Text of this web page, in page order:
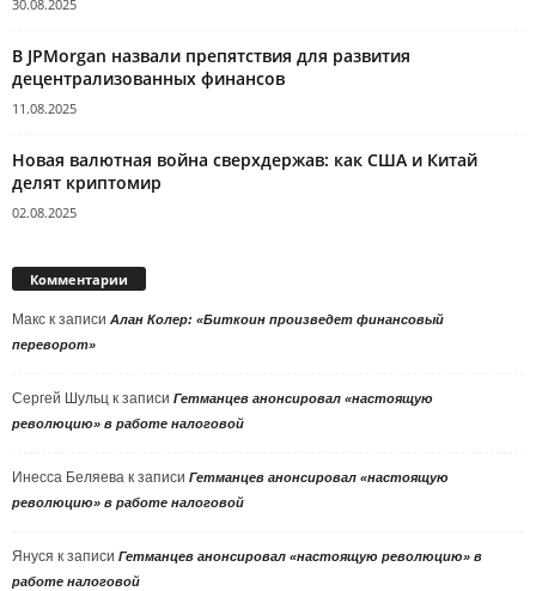
30.08.2025
В JPMorgan назвали препятствия для развития
децентрализованных финансов
11.08.2025
Новая валютная война сверхдержав: как США и Китай
делят криптомир
02.08.2025
Комментарии
Макс к записи Алан Колер: «Биткоин произведет финансовый
переворот»
Сергей Шульц к записи Гетманцев анонсировал «настоящую
революцию» в работе налоговой
Инесса Беляева к записи Гетманцев анонсировал «настоящую
революцию» в работе налоговой
Януся к записи Гетманцев анонсировал «настоящую революцию» в
работе налоговой